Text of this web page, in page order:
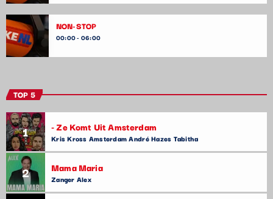
NON-STOP
00:00 - 06:00
TOP 5
1 - Ze Komt Uit Amsterdam
Kris Kross Amsterdam André Hazes Tabitha
2 Mama Maria
Zanger Alex